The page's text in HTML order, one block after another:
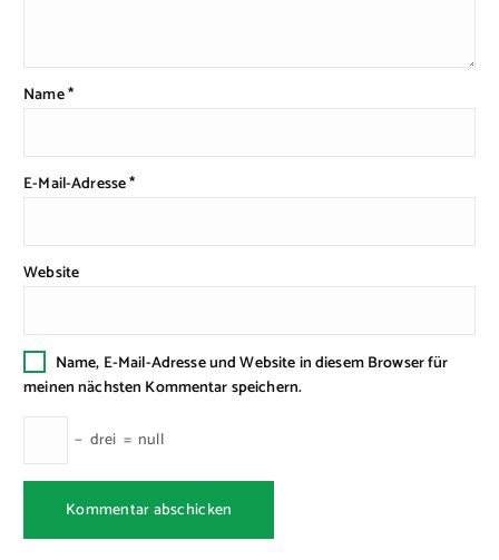
Name*
E-Mail-Adresse*
Website
Name, E-Mail-Adresse und Website in diesem Browser für
meinen nächsten Kommentar speichern.
− drei = null